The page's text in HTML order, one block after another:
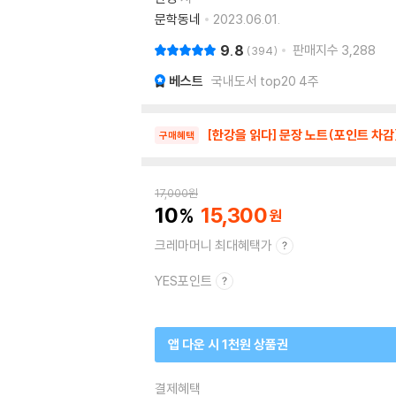
문학동네
2023.06.01.
9.8 394 판매지수 3,288
베스트 국내도서 top20 4주
구매혜택 [한강을 읽다] 문장 노트(포인트 차
17,000원
10 15,300
크레마머니 최대혜택가
YES포인트
앱 다운 시 1천원 상품권
결제혜택